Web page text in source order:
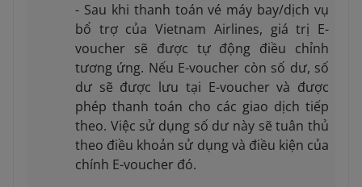
- Sau khi thanh toán vé máy bay/dịch vụ
bổ trợ của Vietnam Airlines, giá trị E-
voucher sẽ được tự động điều chỉnh
tương ứng. Nếu E-voucher còn số dư, số
dư sẽ được lưu tại E-voucher và được
phép thanh toán cho các giao dịch tiếp
theo. Việc sử dụng số dư này sẽ tuân thủ
theo điều khoản sử dụng và điều kiện của
chính E-voucher đó.